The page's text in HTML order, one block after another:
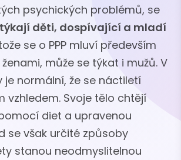
psychických problémů, se
děti, dospívající a mladí
se o PPP mluví především
může se týkat i mužů. V
normální, že se náctiletí
vzhledem. Svoje tělo chtějí
diet a upravenou
se však určité způsoby
stanou neodmyslitelnou